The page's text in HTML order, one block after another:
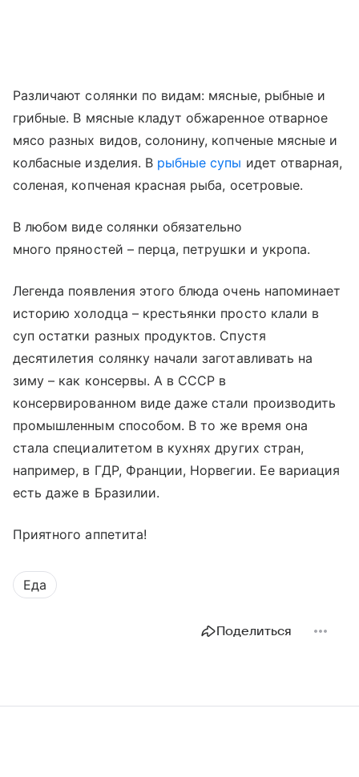
Различают солянки по видам: мясные, рыбные и
грибные. В мясные кладут обжаренное отварное
мясо разных видов, солонину, копченые мясные и
колбасные изделия. В рыбные супы идет отварная,
соленая, копченая красная рыба, осетровые.
В любом виде солянки обязательно
много пряностей – перца, петрушки и укропа.
Легенда появления этого блюда очень напоминает
историю холодца – крестьянки просто клали в
суп остатки разных продуктов. Спустя
десятилетия солянку начали заготавливать на
зиму – как консервы. А в СССР в
консервированном виде даже стали производить
промышленным способом. В то же время она
стала специалитетом в кухнях других стран,
например, в ГДР, Франции, Норвегии. Ее вариация
есть даже в Бразилии.
Приятного аппетита!
Еда
Поделиться